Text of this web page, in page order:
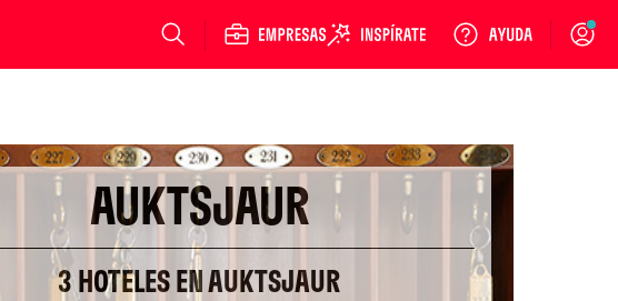
Login
AUKTSJAUR
3 HOTELES EN AUKTSJAUR